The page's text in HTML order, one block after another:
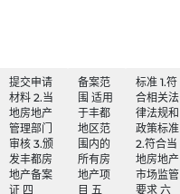
提交申请
材料 2.当
地房地产
管理部门
审核 3.颁
发丰都房
地产备案
证 四
备案范
围 适用
于丰都
地区范
围内的
所有房
地产项
目 五
标准 1.符
合相关法
律法规和
政策标准
2.符合当
地房地产
市场监管
要求 六